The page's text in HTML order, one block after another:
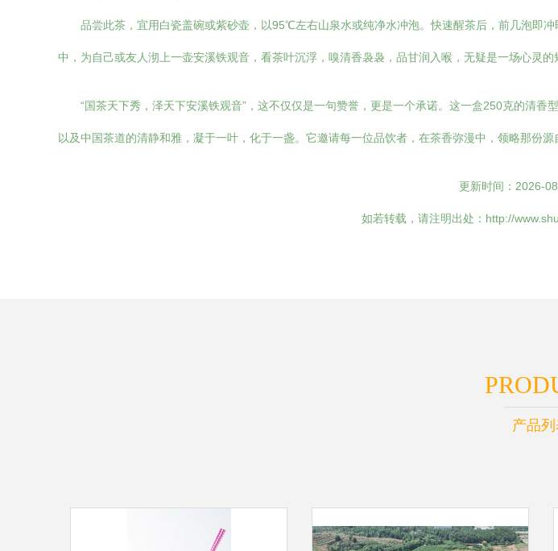
品尝此茶，宜用白瓷盖碗或紫砂壶，以95℃左右山泉水或纯净水冲泡。快速醒茶后，前几泡即
中，为自己或友人沏上一壶安溪铁观音，看茶叶沉浮，嗅清香袅袅，品甘润入喉，无疑是一场心灵
“国茶天下秀，泽天下安溪铁观音”，这不仅仅是一句赞誉，更是一个承诺。这一盒250克的清
以及中国茶道的清静和雅，凝于一叶，化于一盏。它邀请每一位品饮者，在茶香弥漫中，领略那份源
更新时间：2026-
如若转载，请注明出处：http://
产品列